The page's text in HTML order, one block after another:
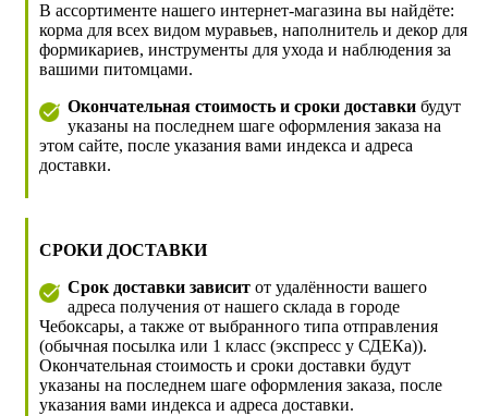
В ассортименте нашего интернет-магазина вы найдёте:
корма для всех видом муравьев, наполнитель и декор для
формикариев, инструменты для ухода и наблюдения за
вашими питомцами.
Окончательная стоимость и сроки доставкибудут
указаны на последнем шаге оформления заказа на
этом сайте, после указания вами индекса и адреса
доставки.
СРОКИ ДОСТАВКИ
Срок доставки зависитот удалённости вашего
адреса получения от нашего склада в городе
Чебоксары, а также от выбранного типа отправления
(обычная посылка или 1 класс (экспресс у СДЕКа)).
Окончательная стоимость и сроки доставки будут
указаны на последнем шаге оформления заказа, после
указания вами индекса и адреса доставки.